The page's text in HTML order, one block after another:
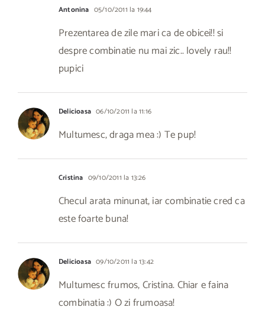
Antonina 05/10/2011 la 19:44
Prezentarea de zile mari ca de obicei!! si
despre combinatie nu mai zic.. lovely rau!!
pupici
Delicioasa 06/10/2011 la 11:16
Multumesc, draga mea :) Te pup!
Cristina 09/10/2011 la 13:26
Checul arata minunat, iar combinatie cred ca
este foarte buna!
Delicioasa 09/10/2011 la 13:42
Multumesc frumos, Cristina. Chiar e faina
combinatia :) O zi frumoasa!